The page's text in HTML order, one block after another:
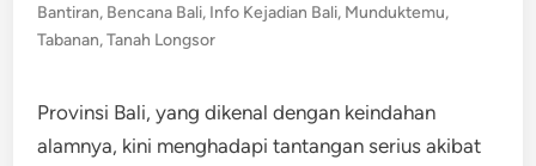
in
Bantiran, Bencana Bali, Info Kejadian Bali, Munduktemu,
Tabanan,Tanah Longsor
Provinsi Bali, yang dikenal dengan keindahan
alamnya, kini menghadapi tantangan serius akibat